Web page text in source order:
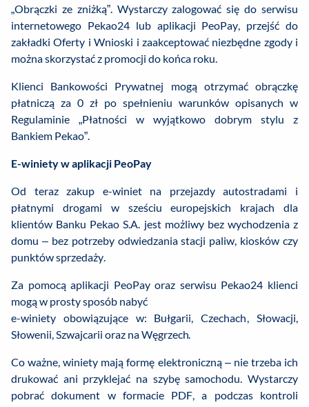
„Obrączki ze zniżką”. Wystarczy zalogować się do serwisu
internetowego Pekao24 lub aplikacji PeoPay, przejść do
zakładki Oferty i Wnioski i zaakceptować niezbędne zgody i
można skorzystać z promocji do końca roku.
Klienci Bankowości Prywatnej mogą otrzymać obrączkę
płatniczą za 0 zł po spełnieniu warunków opisanych w
Regulaminie „Płatności w wyjątkowo dobrym stylu z
Bankiem Pekao”.
E-winiety w aplikacji PeoPay
Od teraz zakup e-winiet na przejazdy autostradami i
płatnymi drogami w sześciu europejskich krajach dla
klientów Banku Pekao S.A. jest możliwy bez wychodzenia z
domu – bez potrzeby odwiedzania stacji paliw, kiosków czy
punktów sprzedaży.
Za pomocą aplikacji PeoPay oraz serwisu Pekao24 klienci
mogą w prosty sposób nabyć
e-winiety obowiązujące w: Bułgarii, Czechach, Słowacji,
Słowenii, Szwajcarii oraz na Węgrzech.
Co ważne, winiety mają formę elektroniczną – nie trzeba ich
drukować ani przyklejać na szybę samochodu. Wystarczy
pobrać dokument w formacie PDF, a podczas kontroli